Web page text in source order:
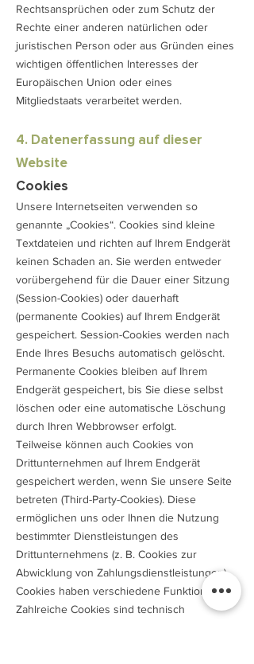
Rechtsansprüchen oder zum Schutz der
Rechte einer anderen natürlichen oder
juristischen Person oder aus Gründen eines
wichtigen öffentlichen Interesses der
Europäischen Union oder eines
Mitgliedstaats verarbeitet werden.
4. Datenerfassung auf dieser
Website
Cookies
Unsere Internetseiten verwenden so
genannte „Cookies“. Cookies sind kleine
Textdateien und richten auf Ihrem Endgerät
keinen Schaden an. Sie werden entweder
vorübergehend für die Dauer einer Sitzung
(Session-Cookies) oder dauerhaft
(permanente Cookies) auf Ihrem Endgerät
gespeichert. Session-Cookies werden nach
Ende Ihres Besuchs automatisch gelöscht.
Permanente Cookies bleiben auf Ihrem
Endgerät gespeichert, bis Sie diese selbst
löschen oder eine automatische Löschung
durch Ihren Webbrowser erfolgt.
Teilweise können auch Cookies von
Drittunternehmen auf Ihrem Endgerät
gespeichert werden, wenn Sie unsere Seite
betreten (Third-Party-Cookies). Diese
ermöglichen uns oder Ihnen die Nutzung
bestimmter Dienstleistungen des
Drittunternehmens (z. B. Cookies zur
Abwicklung von Zahlungsdienstleistungen).
Cookies haben verschiedene Funktionen.
Zahlreiche Cookies sind technisch